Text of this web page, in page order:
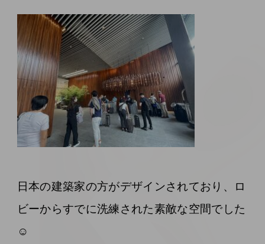
日本の建築家の方がデザインされており、ロ
ビーからすでに洗練された素敵な空間でした
☺️